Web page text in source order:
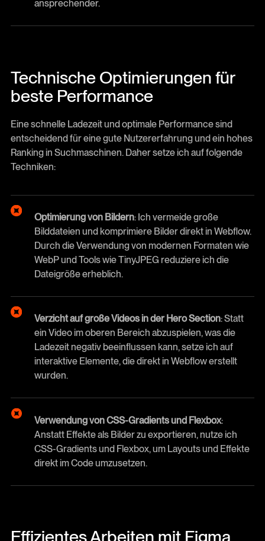
ansprechender.
Technische Optimierungen für
beste Performance
Eine schnelle Ladezeit und optimale Performance sind
entscheidend für eine gute Nutzererfahrung und ein hohes
Ranking in Suchmaschinen. Daher setze ich auf folgende
Techniken:
Optimierung von Bildern: Ich vermeide große
Bilddateien und komprimiere Bilder direkt in Webflow.
Durch die Verwendung von modernen Formaten wie
WebP und Tools wie TinyJPEG reduziere ich die
Dateigröße erheblich.
Verzicht auf große Videos in der Hero Section: Statt
ein Video im oberen Bereich abzuspielen, was die
Ladezeit negativ beeinflussen kann, setze ich auf
interaktive Elemente, die direkt in Webflow erstellt
wurden.
Verwendung von CSS-Gradients und Flexbox:
Anstatt Effekte als Bilder zu exportieren, nutze ich
CSS-Gradients und Flexbox, um Layouts und Effekte
direkt im Code umzusetzen.
Effizientes Arbeiten mit Figma